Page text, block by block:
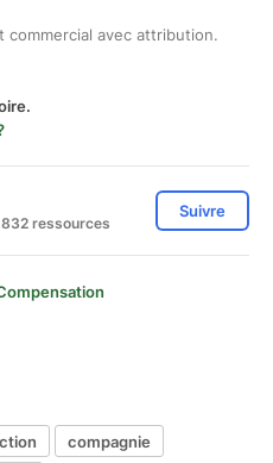
avec attribution.
ressources
Suivre
compagnie